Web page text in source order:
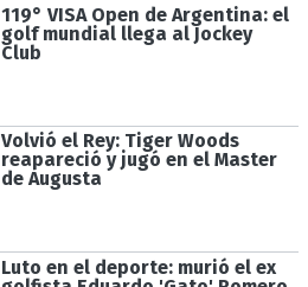
119° VISA Open de Argentina: el
golf mundial llega al Jockey
Club
Volvió el Rey: Tiger Woods
reapareció y jugó en el Master
de Augusta
Luto en el deporte: murió el ex